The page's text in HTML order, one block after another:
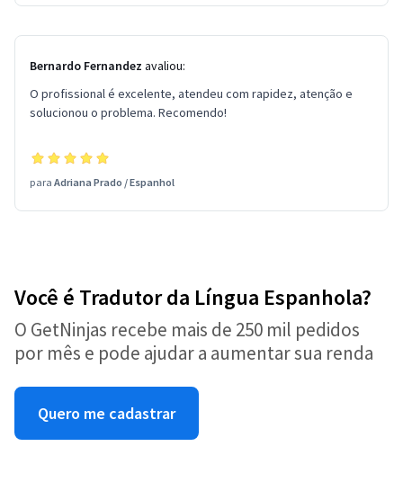
Bernardo Fernandez avaliou:
O profissional é excelente, atendeu com rapidez, atenção e
solucionou o problema. Recomendo!
para Adriana Prado /Espanhol
Você é Tradutor da Língua Espanhola?
O GetNinjas recebe mais de 250 mil pedidos
por mês e pode ajudar a aumentar sua renda
Quero me cadastrar